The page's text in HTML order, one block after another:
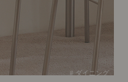
# ダイニング